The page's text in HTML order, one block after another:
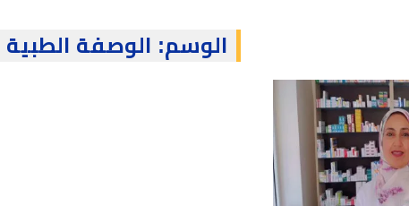
الوسم: الوصفة الطبية